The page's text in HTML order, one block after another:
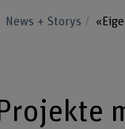
News + Storys